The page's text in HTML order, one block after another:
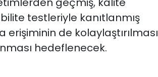
testleriyle kanıtlanmış
de kolaylaştırılması
hedeflenecek.